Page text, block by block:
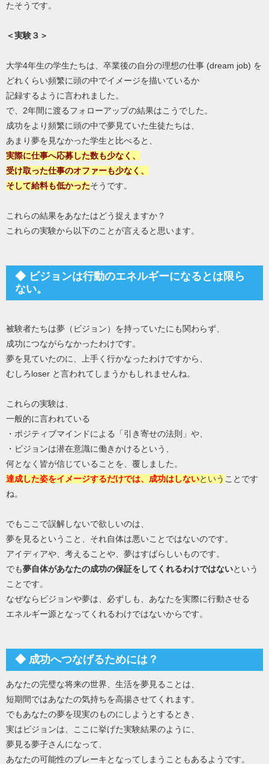
たそうです。
＜実験３＞
大学4年生の学生たちは、卒業後の自分の理想の仕事 (dream job) を
どれくらい頻繁に頭の中でイメージを描いているか
記録するように言われました。
で、2年間に渡るフォローアップの結果はこうでした。
成功をより頻繁に頭の中で夢見ていた生徒たちは、
あまり夢を見なかった学生と比べると、
実際に仕事へ応募した数も少なく、
受け取った仕事のオファーも少なく、
そして給料も低かったそうです。
これらの結果をあなたはどう捉えますか？
これらの実験から以下のことが言えると思います。
◆ ビジョンは行動のエネルギーになるとは限ら
ない。
被験者たちは夢（ビジョン）を持っていたにも関わらず、
成功につながらなかったわけです。
夢を見ていたのに、上手く行かなったわけですから、
むしろloser と言われてしまうかもしれませんね。
これらの実験は、
一般的に言われている
・ポジティブマインドによる「引き寄せの法則」や、
・ビジョンは潜在意識に働きかけるという、
何となく皆が信じていることを、覆しました。
達成した姿をイメージするだけでは、成功はしないという ことです
ね。
でもここで誤解しないで欲しいのは、
夢を見るということ、それ自体は悪いことではないのです。
アイディアや、考えることや、夢はすばらしいものです。
でも夢自体があなたの成功の保証をしてくれるわけではないという
ことです。
なぜならビジョンや夢は、必ずしも、あなたを実際に行動させる
エネルギー源となってくれるわけではないからです。
◆ 成功へつなげるためには？
あなたの完璧な将来の世界、生活を夢見ることは、
短期間ではあなたの気持ちを高揚させてくれます。
でもあなたの夢を現実のものにしようとするとき、
実はビジョンは、ここに挙げた実験結果のように、
夢見る夢子さんになって、
あなたの可能性のブレーキとなってしまうこともあるようです。